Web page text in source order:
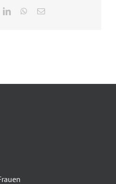
LinkedInWhatsApp
E-